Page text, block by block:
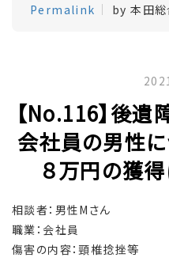
Permalink by 本田
【No.116】後
会社員の男性に
８万円の獲
相談者：男性Mさん
職業：会社員
傷害の内容：頸椎捻挫等